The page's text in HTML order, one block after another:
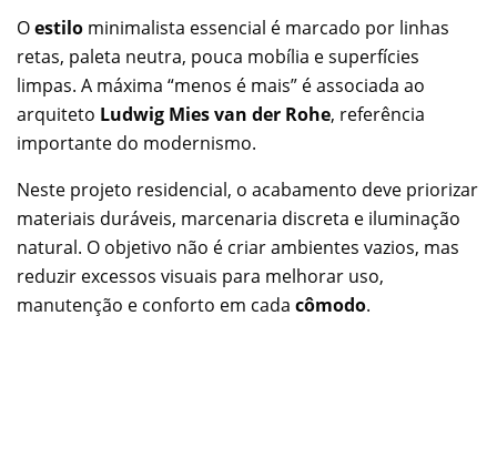
Oestilo minimalista essencial é marcado por linhas
retas, paleta neutra, pouca mobília e superfícies
limpas. A máxima “menos é mais” é associada ao
arquiteto Ludwig Mies van der Rohe, referência
importante do modernismo.
Neste projeto residencial, o acabamento deve priorizar
materiais duráveis, marcenaria discreta e iluminação
natural. O objetivo não é criar ambientes vazios, mas
reduzir excessos visuais para melhorar uso,
manutenção e conforto em cada cômodo.